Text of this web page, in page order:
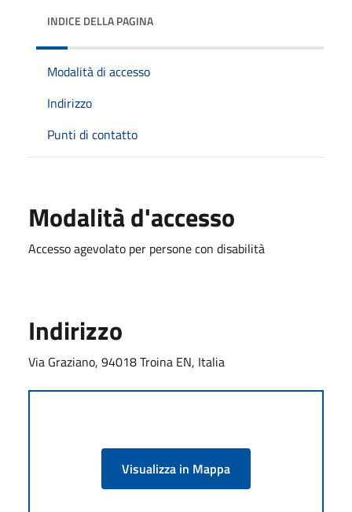
INDICE DELLA PAGINA
Modalità di accesso
Indirizzo
Punti di contatto
Modalità d'accesso
Accesso agevolato per persone con disabilità
Indirizzo
Via Graziano, 94018 Troina EN, Italia
Visualizza in Mappa